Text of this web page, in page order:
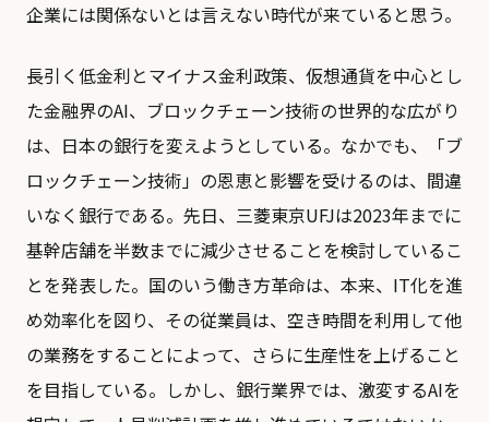
企業には関係ないとは言えない時代が来ていると思う。
長引く低金利とマイナス金利政策、仮想通貨を中心とし
た金融界のAI、ブロックチェーン技術の世界的な広がり
は、日本の銀行を変えようとしている。なかでも、「ブ
ロックチェーン技術」の恩恵と影響を受けるのは、間違
いなく銀行である。先日、三菱東京UFJは2023年までに
基幹店舗を半数までに減少させることを検討しているこ
とを発表した。国のいう働き方革命は、本来、IT化を進
め効率化を図り、その従業員は、空き時間を利用して他
の業務をすることによって、さらに生産性を上げること
を目指している。しかし、銀行業界では、激変するAIを